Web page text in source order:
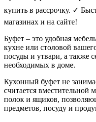
купить в рассрочку. ✓
магазинах и на сайте!
Буфет – это удобная
кухне или столовой
посуды и утвари, а также
необходимых в доме.
Кухонный буфет не
считается
полок и ящиков,
предметов, посуду и